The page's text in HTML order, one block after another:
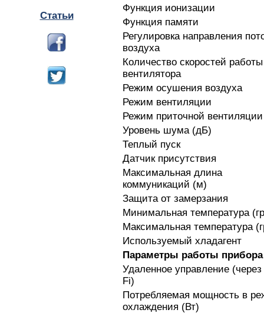
Статьи
Функция ионизации
Функция памяти
Регулировка направления
воздуха
Количество скоростей работы
вентилятора
Режим осушения воздуха
Режим вентиляции
Режим приточной вентиляции
Уровень шума (дБ)
Теплый пуск
Датчик присутствия
Максимальная длина
коммуникаций (м)
Защита от замерзания
Минимальная температура
Максимальная температура
Используемый хладагент
Параметры работы прибора
Удаленное управление
Fi)
Потребляемая мощность в
охлаждения (Вт)